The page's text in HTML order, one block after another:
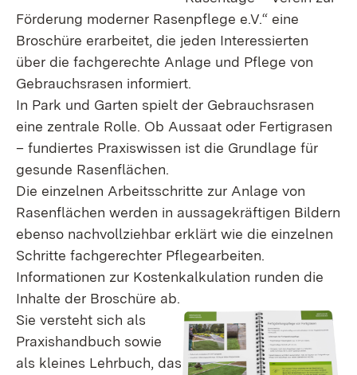
Förderung moderner Rasenpflege e.V.“ eine
Broschüre erarbeitet, die jeden Interessierten
über die fachgerechte Anlage und Pflege von
Gebrauchsrasen informiert.
In Park und Garten spielt der Gebrauchsrasen
eine zentrale Rolle. Ob Aussaat oder Fertigrasen
– fundiertes Praxiswissen ist die Grundlage für
gesunde Rasenflächen.
Die einzelnen Arbeitsschritte zur Anlage von
Rasenflächen werden in aussagekräftigen Bildern
ebenso nachvollziehbar erklärt wie die einzelnen
Schritte fachgerechter Pflegearbeiten.
Informationen zur Kostenkalkulation runden die
Inhalte der Broschüre ab.
Sie versteht sich als
Praxishandbuch sowie
als kleines Lehrbuch, das